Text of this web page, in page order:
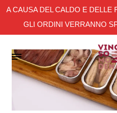
A CAUSA DEL CALDO E DELLE
GLI ORDINI VERRANNO